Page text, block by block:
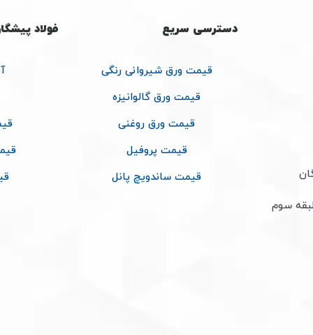
سوم
دسترسی سریع
قیمت ورق شیروانی رنگی
قیمت ورق گالوانیزه
قیمت ورق روغنی
قیمت پروفیل
قیمت ساندویچ پانل
فولاد